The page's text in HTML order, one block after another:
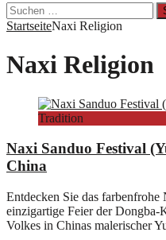
Suchen
nach:
StartseiteNaxi Religion
Naxi Religion
Tradition
Naxi Sanduo Festival
China
Entdecken Sie das
einzigartige Feier der
Volkes in Chinas malerischer